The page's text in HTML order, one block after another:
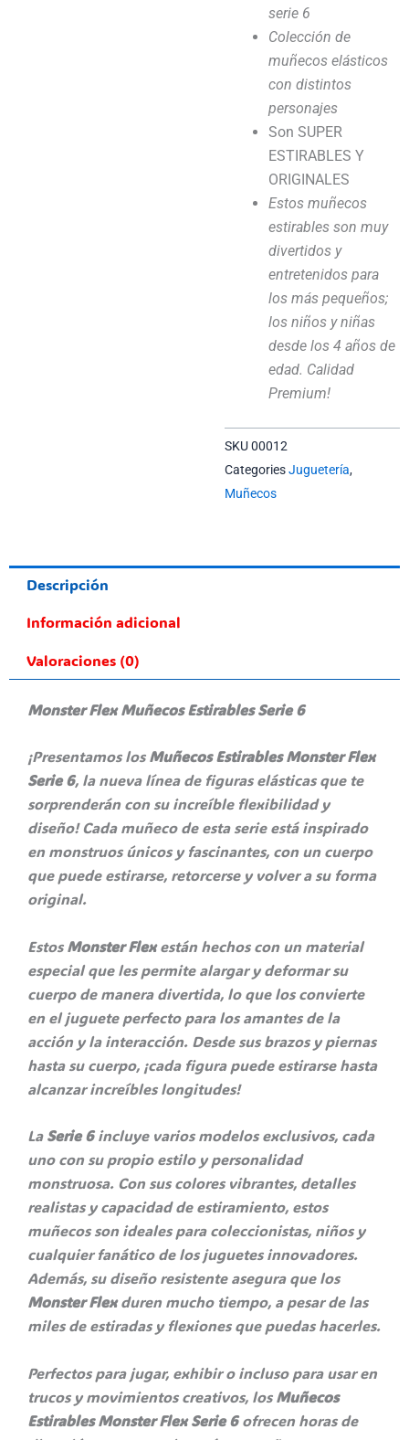
serie 6
Colección de
muñecos elásticos
con distintos
personajes
Son SUPER
ESTIRABLES Y
ORIGINALES
Estos muñecos
estirables son muy
divertidos y
entretenidos para
los más pequeños;
los niños y niñas
desde los 4 años de
edad. Calidad
Premium!
SKU00012
CategoriesJuguetería,
Muñecos
Descripción
Información adicional
Valoraciones (0)
Monster Flex Muñecos Estirables Serie 6
¡Presentamos losMuñecos Estirables Monster Flex
Serie 6, la nueva línea de figuras elásticas que te
sorprenderán con su increíble flexibilidad y
diseño! Cada muñeco de esta serie está inspirado
en monstruos únicos y fascinantes, con un cuerpo
que puede estirarse, retorcerse y volver a su forma
original.
EstosMonster Flexestán hechos con un material
especial que les permite alargar y deformar su
cuerpo de manera divertida, lo que los convierte
en el juguete perfecto para los amantes de la
acción y la interacción. Desde sus brazos y piernas
hasta su cuerpo, ¡cada figura puede estirarse hasta
alcanzar increíbles longitudes!
LaSerie 6incluye varios modelos exclusivos, cada
uno con su propio estilo y personalidad
monstruosa. Con sus colores vibrantes, detalles
realistas y capacidad de estiramiento, estos
muñecos son ideales para coleccionistas, niños y
cualquier fanático de los juguetes innovadores.
Además, su diseño resistente asegura que los
Monster Flexduren mucho tiempo, a pesar de las
miles de estiradas y flexiones que puedas hacerles.
Perfectos para jugar, exhibir o incluso para usar en
trucos y movimientos creativos, losMuñecos
Estirables Monster Flex Serie 6ofrecen horas de